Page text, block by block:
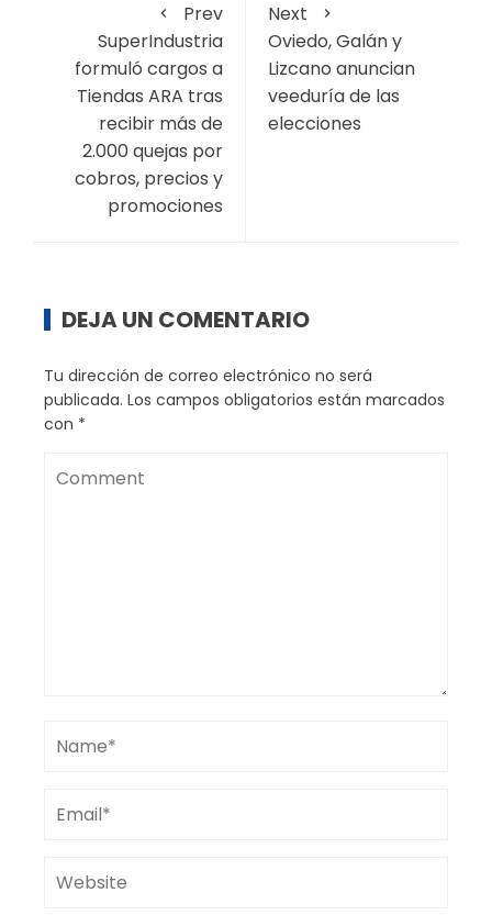
Prev
SuperIndustria
formuló cargos a
Tiendas ARA tras
recibir más de
2.000 quejas por
cobros, precios y
promociones
Next
Oviedo, Galán y
Lizcano anuncian
veeduría de las
elecciones
DEJA UN COMENTARIO
Tu dirección de correo electrónico no será
publicada. Los campos obligatorios están marcados
con *